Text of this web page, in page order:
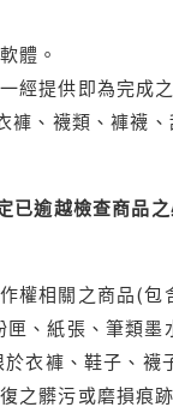
體。
經提供即為完成
褲、襪類、褲襪
已逾越檢查商品
權相關之商品(
、紙張、筆類
衣褲、鞋子、襪
之髒污或磨損痕跡